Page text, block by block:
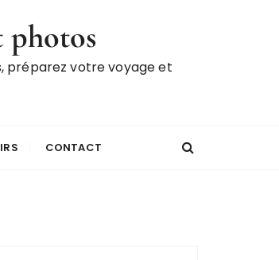
photos
préparez votre voyage et
CONTACT